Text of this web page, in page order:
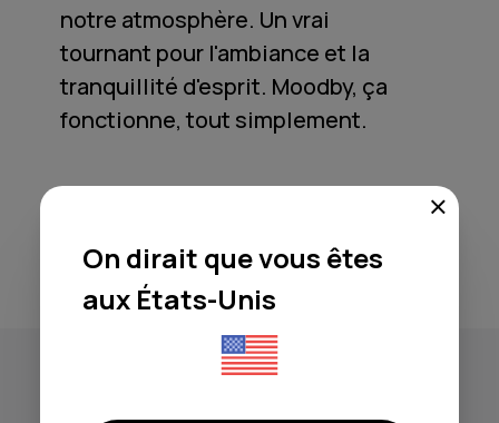
notre atmosphère. Un vrai
tournant pour l'ambiance et la
tranquillité d'esprit. Moodby, ça
fonctionne, tout simplement.
Tadevosyan
Restaurant Anais, Australie
On dirait que vous êtes
aux États-Unis